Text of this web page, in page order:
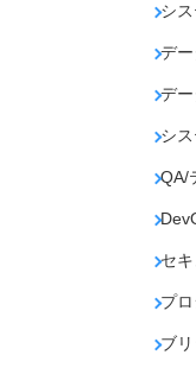
シス
デ
デ
シ
QA/
セ
プ
ブ